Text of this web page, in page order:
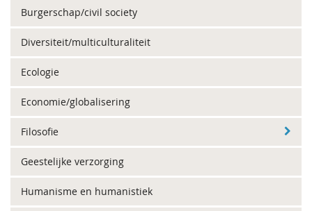
Burgerschap/civil society
Diversiteit/multiculturaliteit
Ecologie
Economie/globalisering
Filosofie
Geestelijke verzorging
Humanisme en humanistiek